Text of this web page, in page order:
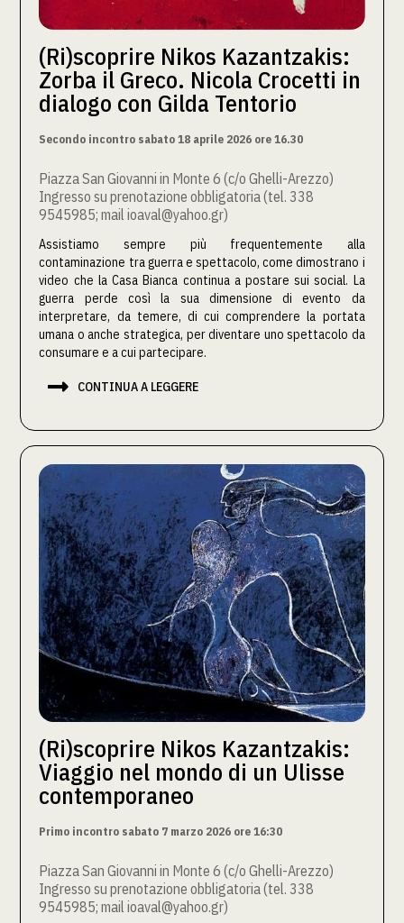
(Ri)scoprire Nikos Kazantzakis:
Zorba il Greco. Nicola Crocetti in
dialogo con Gilda Tentorio
Secondo incontro sabato 18 aprile 2026 ore 16.30
Piazza San Giovanni in Monte 6 (c/o Ghelli-Arezzo)
Ingresso su prenotazione obbligatoria (tel. 338
9545985; mail ioaval@yahoo.gr)
Assistiamo sempre più frequentemente alla
contaminazione tra guerra e spettacolo, come dimostrano i
video che la Casa Bianca continua a postare sui social. La
guerra perde così la sua dimensione di evento da
interpretare, da temere, di cui comprendere la portata
umana o anche strategica, per diventare uno spettacolo da
consumare e a cui partecipare.
 CONTINUA A LEGGERE
(Ri)scoprire Nikos Kazantzakis:
Viaggio nel mondo di un Ulisse
contemporaneo
Primo incontro sabato 7 marzo 2026 ore 16:30
Piazza San Giovanni in Monte 6 (c/o Ghelli-Arezzo)
Ingresso su prenotazione obbligatoria (tel. 338
9545985; mail ioaval@yahoo.gr)